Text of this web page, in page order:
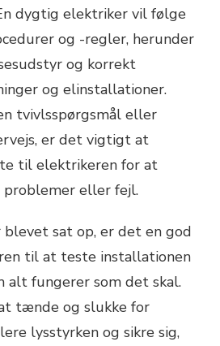
dygtig elektriker vil følge
og -regler, herunder
og korrekt
og elinstallationer.
tvivlsspørgsmål eller
er det vigtigt at
til elektrikeren for at
eller fejl.
sat op, er det en god
til at teste installationen
alt fungerer som det skal.
tænde og slukke for
lysstyrken og sikre sig,